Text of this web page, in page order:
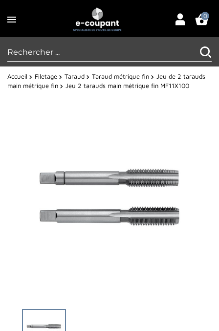
0
Accueil Filetage Taraud Taraud métrique fin
Jeu de 2 tarauds
main métrique fin
Jeu 2 tarauds main métrique fin MF11X100